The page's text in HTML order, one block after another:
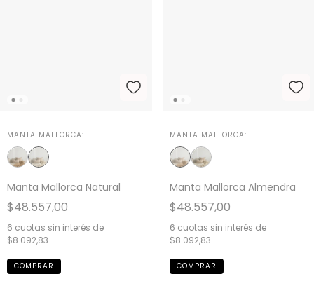
MANTA MALLORCA:
Manta Mallorca Natural
$48.557,00
6 cuotas sin interés de
$8.092,83
MANTA MALLORCA:
Manta Mallorca Almendra
$48.557,00
6 cuotas sin interés de
$8.092,83